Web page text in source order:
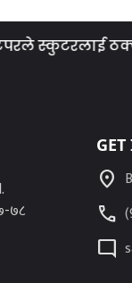
ठक्कर
७८
location_on
call
mode_comment